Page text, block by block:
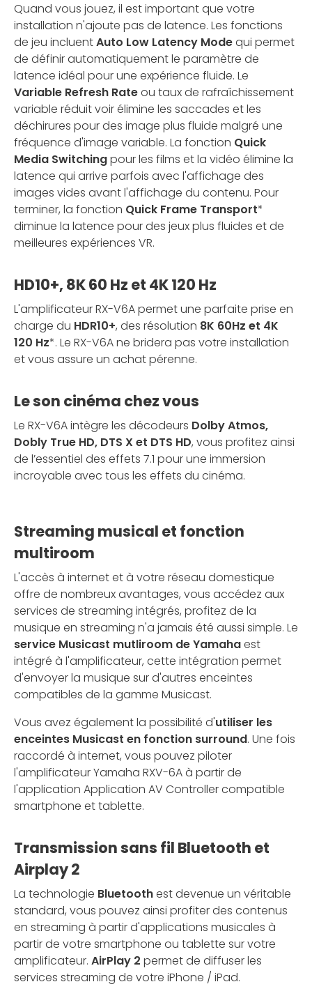
Quand vous jouez, il est important que votre
installation n'ajoute pas de latence. Les fonctions
de jeu incluentAuto Low Latency Modequi permet
de définir automatiquement le paramètre de
latence idéal pour une expérience fluide. Le
Variable Refresh Rateou taux de rafraîchissement
variable réduit voir élimine les saccades et les
déchirures pour des image plus fluide malgré une
fréquence d'image variable. La fonction Quick
Media Switchingpour les films et la vidéo élimine la
latence qui arrive parfois avec l'affichage des
images vides avant l'affichage du contenu. Pour
terminer, la fonction Quick Frame Transport*
diminue la latence pour des jeux plus fluides et de
meilleures expériences VR.
HD10+, 8K 60 Hz et 4K 120 Hz
L'amplificateur RX-V6A permet une parfaite prise en
charge du HDR10+, des résolution 8K 60Hz et 4K
120 Hz*. Le RX-V6A ne bridera pas votre installation
et vous assure un achat pérenne.
Le son cinéma chez vous
Le RX-V6A intègre les décodeurs Dolby Atmos,
Dobly True HD, DTS X et DTS HD, vous profitez ainsi
de l’essentiel des effets 7.1 pour une immersion
incroyable avec tous les effets du cinéma.
Streaming musical et fonction
multiroom
L'accès à internet et à votre réseau domestique
offre de nombreux avantages, vous accédez aux
services de streaming intégrés, profitez de la
musique en streaming n'a jamais été aussi simple. Le
service Musicast mutliroom de Yamahaest
intégré à l'amplificateur, cette intégration permet
d'envoyer la musique sur d'autres enceintes
compatibles de la gamme Musicast.
Vous avez également la possibilité d'utiliser les
enceintes Musicast en fonction surround. Une fois
raccordé à internet, vous pouvez piloter
l'amplificateur Yamaha RXV-6A à partir de
l'application Application AV Controller compatible
smartphone et tablette.
Transmission sans fil Bluetooth et
Airplay 2
La technologie Bluetoothest devenue un véritable
standard, vous pouvez ainsi profiter des contenus
en streaming à partir d'applications musicales à
partir de votre smartphone ou tablette sur votre
amplificateur. AirPlay 2 permet de diffuser les
services streaming de votre iPhone / iPad.